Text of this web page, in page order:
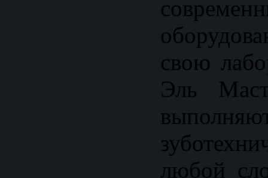
свою
Эль
любой